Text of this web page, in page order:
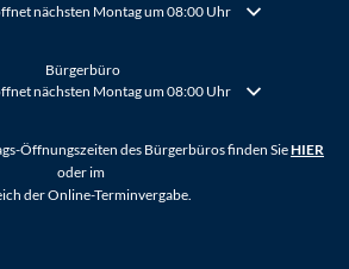
Öffnungs- oder Schließzeiten auszublenden
nächsten Montag um 08:00 Uhr
Bürgerbüro
Öffnungs- oder Schließzeiten auszublenden
nächsten Montag um 08:00 Uhr
Öffnungszeiten des Bürgerbüros finden SieHIER
oder im
der Online-Terminvergabe.